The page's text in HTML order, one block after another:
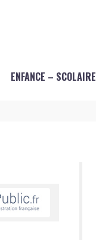
ENFANCE – SCOLAIRE